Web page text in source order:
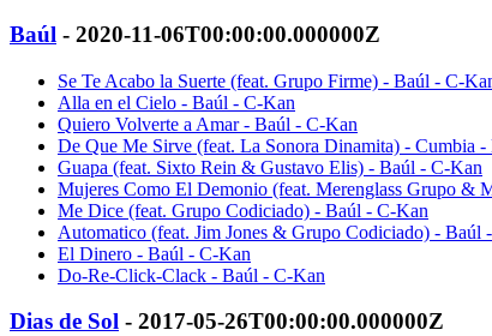
Baúl - 2020-11-06T00:00:00.000000Z
Se Te Acabo la Suerte (feat. Grupo Firme) - Baúl - C-
Alla en el Cielo - Baúl - C-Kan
Quiero Volverte a Amar - Baúl - C-Kan
De Que Me Sirve (feat. La Sonora Dinamita) - Cumbia
Guapa (feat. Sixto Rein & Gustavo Elis) - Baúl - C-Kan
Mujeres Como El Demonio (feat. Merenglass Grupo &
Me Dice (feat. Grupo Codiciado) - Baúl - C-Kan
Automatico (feat. Jim Jones & Grupo Codiciado) - Baúl
El Dinero - Baúl - C-Kan
Do-Re-Click-Clack - Baúl - C-Kan
Dias de Sol - 2017-05-26T00:00:00.000000Z